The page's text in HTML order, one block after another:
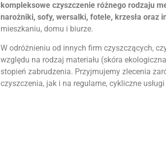
kompleksowe czyszczenie różnego rodzaju
narożniki, sofy, wersalki, fotele, krzesła oraz
mieszkaniu, domu i biurze.
W odróżnieniu od innych firm czyszczących,
względu na rodzaj materiału (skóra
stopień zabrudzenia. Przyjmujemy zlecenia
czyszczenia, jak i na regularne, cykliczne